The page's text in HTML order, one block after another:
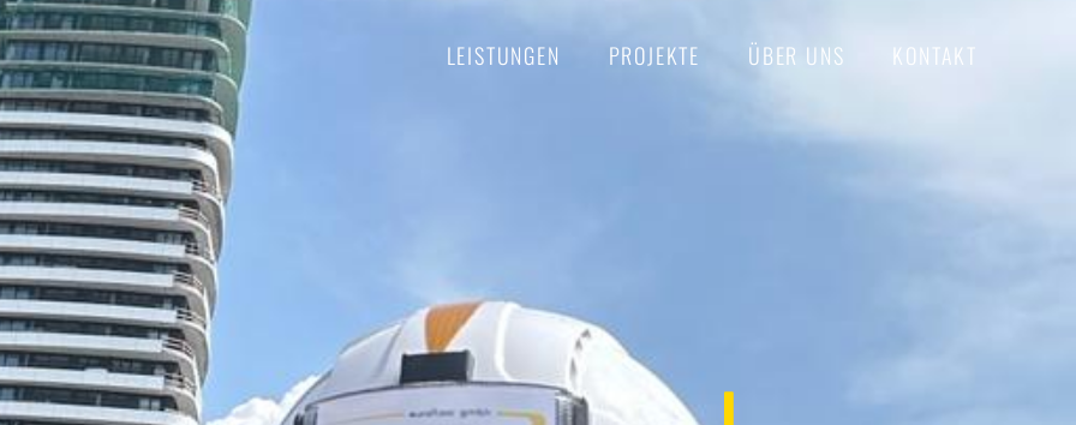
LEISTUNGEN PROJEKTE ÜBER UNS KONTAKT